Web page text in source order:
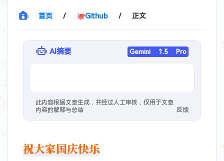
1年前：#开源 #分享/网站基于 Cloudflare Workers 的微信文件传输助手 Web 应用，采用单文件全栈架构，实现跨设备文件传输和消息同步功能。
1年前：#教程/GFW VPS 搭建脚本 - Lyndra's Blog
1年前：#开源 #建站/图床Foxel图床也是智能图库管理系统
2年前：在Vercel搭建了一个Bing壁纸的API，速度还是不错的，已经用到微博背景。搭建还是很简单的，Fork这个项目，然后把默认分支master改为vercel，然后直接在Vercel新建项目，导入你的fork，创建即可。除了获取Bing每日地址，这个API还可以获取网站信息，图标，标题等、获取QQ信息、QQ头像、QQ昵称等、获取短视频信息、去水印、抖音、火山、微视、皮皮虾、最右 🐙
首页 / 🐙Github / 正文
AI摘要 Gemini 1.5 Pro
此内容根据文章生成，并经过人工审核，仅用于文章
内容的解释与总结
反馈
祝大家国庆快乐